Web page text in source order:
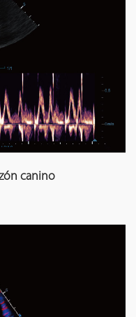
canino